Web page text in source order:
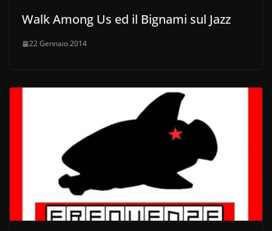
Walk Among Us ed il Bignami sul Jazz
22 Gennaio 2014